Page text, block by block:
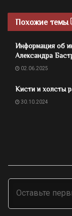
Похожие темы
Информация об
Александра
02.06.2025
Кисти и холсты
30.10.2024